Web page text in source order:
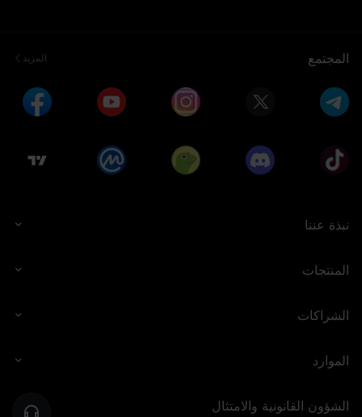
المجتمع المزيد
نبذة عننا
المنتجات
الشراكات
الموارد
الشؤون القانونية والامتثال